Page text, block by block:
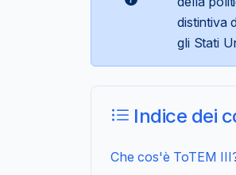
distintiva
gli Stati
Indice dei
Che cos'è ToTEM